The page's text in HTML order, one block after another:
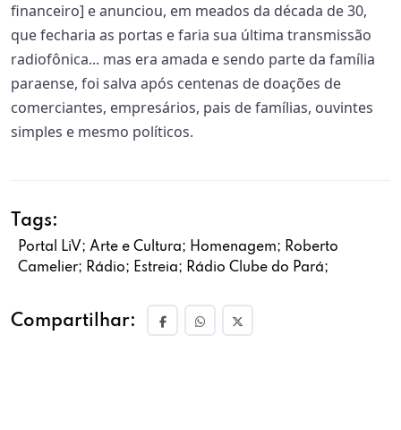
financeiro] e anunciou, em meados da década de 30,
que fecharia as portas e faria sua última transmissão
radiofônica... mas era amada e sendo parte da família
paraense, foi salva após centenas de doações de
comerciantes, empresários, pais de famílias, ouvintes
simples e mesmo políticos.
Tags:
Portal LiV; Arte e Cultura; Homenagem; Roberto
Camelier; Rádio; Estreia; Rádio Clube do Pará;
Compartilhar: